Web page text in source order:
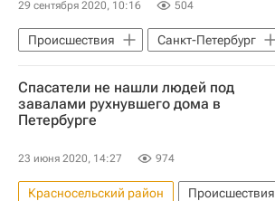
29 сентября 2020, 10:16 504
Происшествия
Санкт-Петербург
Строительство
Спасатели не нашли людей под
завалами рухнувшего дома в
Петербурге
23 июня 2020, 14:27 974
Красносельский район
Происшествия